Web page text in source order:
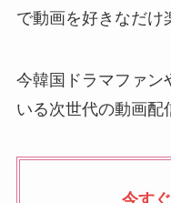
で動画を好きなだけ
今韓国ドラマファン
いる次世代の動画配
今す